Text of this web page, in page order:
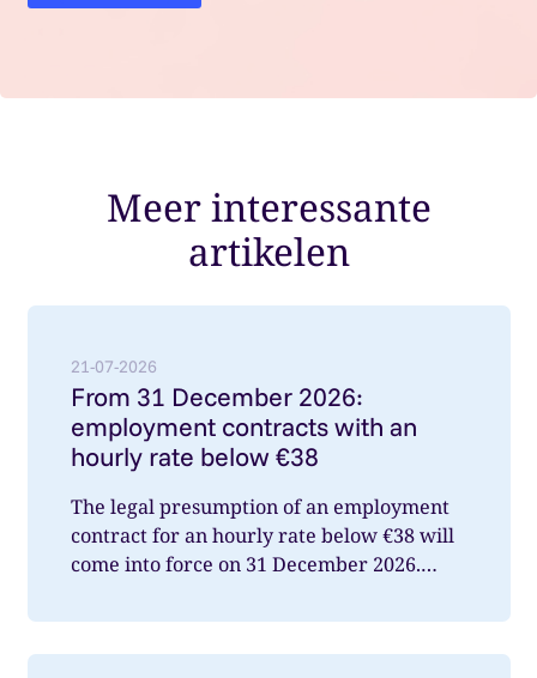
Meer interessante
artikelen
21-07-2026
From 31 December 2026:
employment contracts with an
hourly rate below €38
The legal presumption of an employment
contract for an hourly rate below €38 will
come into force on 31 December 2026.